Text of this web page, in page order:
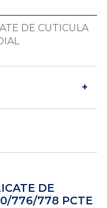
DE CUTICULA
DE
778 PCTE